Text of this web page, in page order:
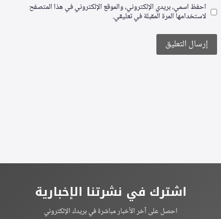
احفظ اسمي، بريدي الإلكتروني، والموقع الإلكتروني في هذا المتصفح
لاستخدامها المرة المقبلة في تعليقي.
اشترك في نشرتنا الإخبارية
احصل على آخر الأخبار مباشرة في بريدك الإلكتروني